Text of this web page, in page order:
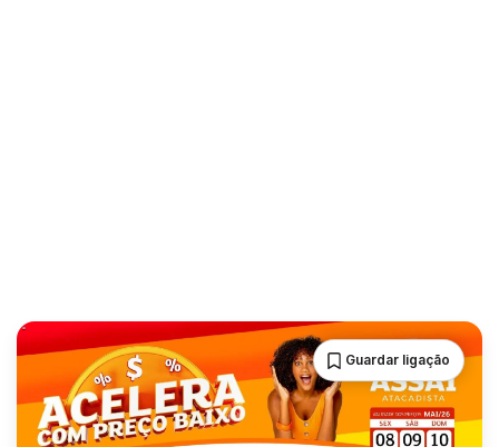
Guardar ligação